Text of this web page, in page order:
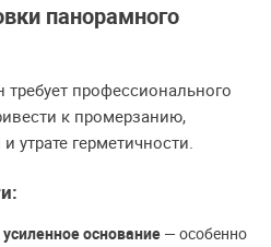
панорамного
профессионального
к промерзанию,
утрате герметичности.
основание — особенно